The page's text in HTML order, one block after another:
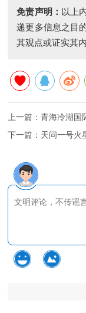
免责声明： 以上
递更多信息之目
其观点或证实其
上一篇：青海冷湖国
下一篇： 天问一号火